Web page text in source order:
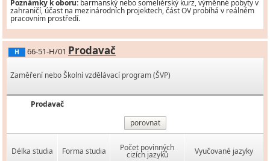
Poznámky k oboru: barmanský nebo someliérský kurz, výměnné pobyty v
zahraničí, účast na mezinárodních projektech, část OV probíhá v reálném
pracovním prostředí.
H 66-51-H/01 Prodavač
Zaměření nebo Školní vzdělávací program (ŠVP)
Prodavač
porovnat
Délka studia Forma studia Počet povinných
cizích jazyků Vyučované jazyky